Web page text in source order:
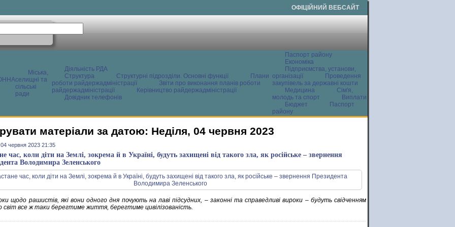
ОФІЦІЙНИЙ ВЕБСАЙТ
Міська,
селищні та
сільські
ради
Діяльність РДА
Структура
Структурні підрозділи. Основні функції
Плани
роботи райдержадміністрації
Звіти про виконання планів роботи
райдержадміністрації
Керівництво райдержадміністрації
Довідник телефонів
Паспорт району
Економіка
Підприємства, установи,
організації
Проведення
закупівель за державні кошти
Медицина
Сім'я,
молодь та спорт
Виплати
Бюджет
Паспорт
району
матеріали за датою: Неділя, 04 червня 2023
04 червня 2023 21:35
час, коли діти на Землі, зокрема й в Україні, будуть захищені від такого зла, як російське – звернення
Володимира Зеленського
щодо рашистів, які вони одного дня почують на лаві підсудних, – законні та справедливі вироки – будуть свідченням
все ж таки берегтиме життя, берегтиме цивілізованість.